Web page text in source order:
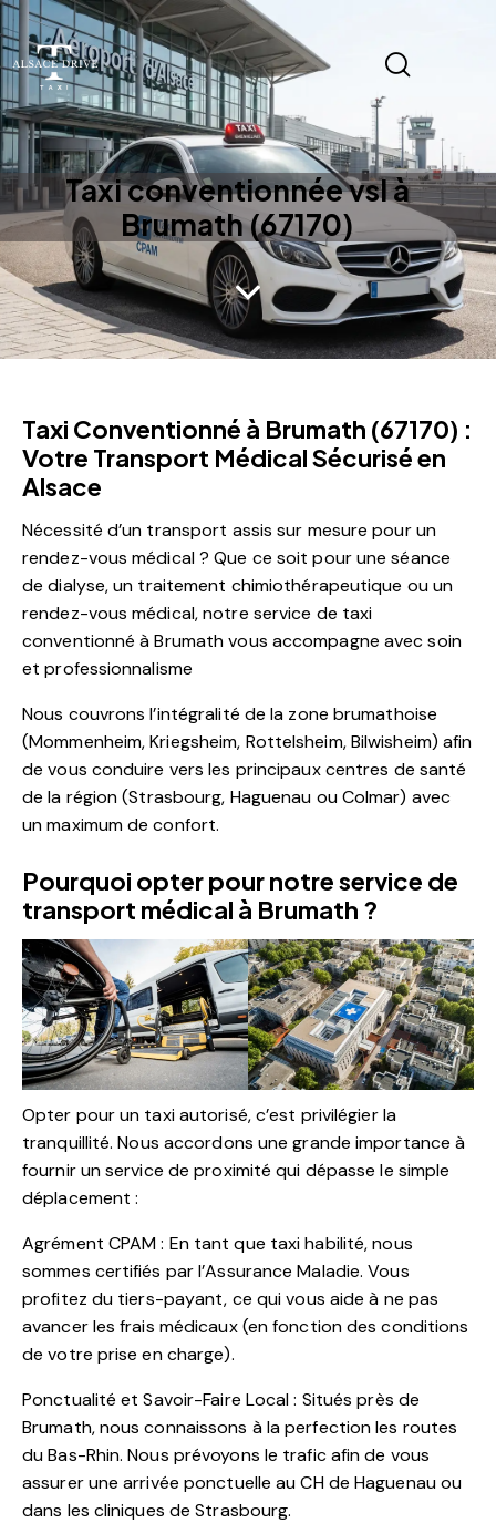
Taxi conventionnée vsl à
Brumath (67170)
Taxi Conventionné à Brumath (67170) :
Votre Transport Médical Sécurisé en
Alsace
Nécessité d’un transport assis sur mesure pour un
rendez-vous médical ? Que ce soit pour une séance
de dialyse, un traitement chimiothérapeutique ou un
rendez-vous médical, notre service de taxi
conventionné à Brumath vous accompagne avec soin
et professionnalisme
Nous couvrons l’intégralité de la zone brumathoise
(Mommenheim, Kriegsheim, Rottelsheim, Bilwisheim) afin
de vous conduire vers les principaux centres de santé
de la région (Strasbourg, Haguenau ou Colmar) avec
un maximum de confort.
Pourquoi opter pour notre service de
transport médical à Brumath ?
Opter pour un taxi autorisé, c’est privilégier la
tranquillité. Nous accordons une grande importance à
fournir un service de proximité qui dépasse le simple
déplacement :
Agrément CPAM : En tant que taxi habilité, nous
sommes certifiés par l’Assurance Maladie. Vous
profitez du tiers-payant, ce qui vous aide à ne pas
avancer les frais médicaux (en fonction des conditions
de votre prise en charge).
Ponctualité et Savoir-Faire Local : Situés près de
Brumath, nous connaissons à la perfection les routes
du Bas-Rhin. Nous prévoyons le trafic afin de vous
assurer une arrivée ponctuelle au CH de Haguenau ou
dans les cliniques de Strasbourg.